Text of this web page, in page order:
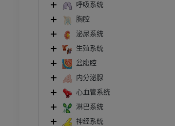
呼吸系统
胸腔
泌尿系统
生殖系统
盆腹腔
内分泌腺
心血管系统
淋巴系统
神经系统